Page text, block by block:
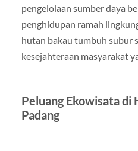
pengelolaan sumber daya
penghidupan ramah
hutan bakau tumbuh subur
kesejahteraan masyarakat
Peluang Ekowisata di
Padang